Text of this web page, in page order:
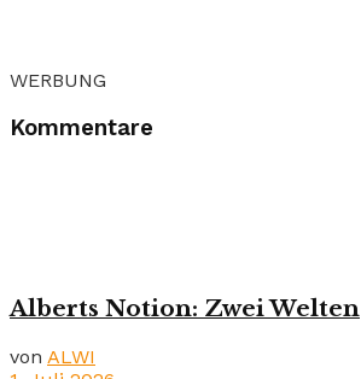
WERBUNG
Kommentare
Alberts Notion: Zwei Welten
von ALWI